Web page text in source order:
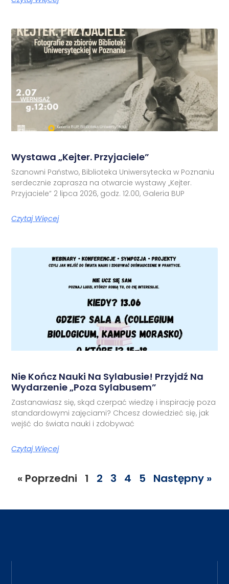
Wystawa „Kejter. Przyjaciele”
Szanowni Państwo, Biblioteka Uniwersytecka w Poznaniu
serdecznie zaprasza na otwarcie wystawy „Kejter.
Przyjaciele” 2 lipca 2026, godz. 12.00, Galeria BUP
Czytaj Więcej
Nie Kończ Nauki Na Sylabusie! Przyjdź Na
Wydarzenie „Poza Sylabusem”
Zastanawiasz się, skąd czerpać wiedzę i inspirację poza
standardowymi zajęciami? Chcesz dowiedzieć się, jak
wejść do świata nauki i zdobywać
Czytaj Więcej
« Poprzedni 1 2 3 4 5 Następny »